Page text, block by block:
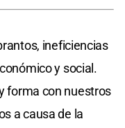
ineficiencias
y social.
forma con nuestros
a causa de la